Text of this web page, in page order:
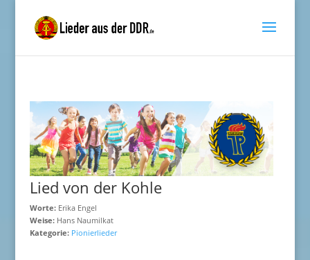
Lied von der Kohle
Worte:Erika Engel
Weise:Hans Naumilkat
Kategorie: Pionierlieder